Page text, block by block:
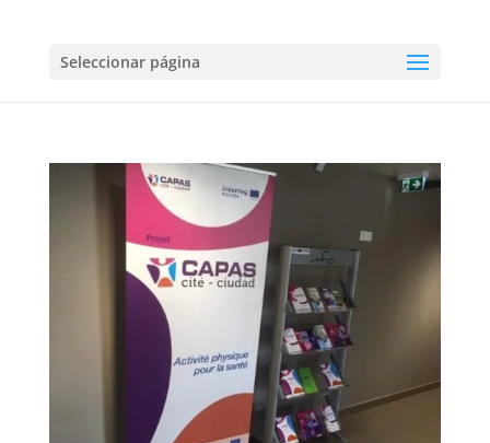
Seleccionar página